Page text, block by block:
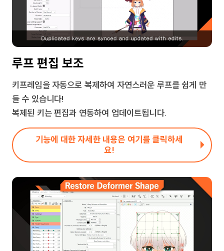
루프 편집 보조
키프레임을 자동으로 복제하여 자연스러운 루프를 쉽게 만
들 수 있습니다!
복제된 키는 편집과 연동하여 업데이트됩니다.
기능에 대한 자세한 내용은 여기를 클릭하세
요!